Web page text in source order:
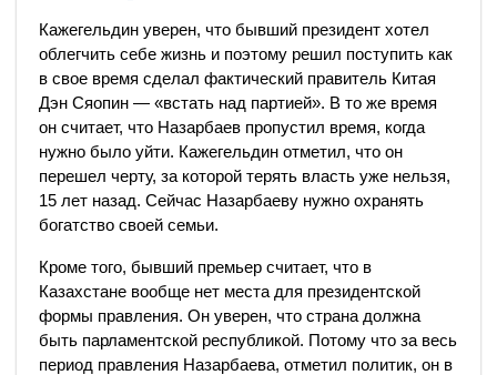
Кажегельдин уверен, что бывший президент хотел
облегчить себе жизнь и поэтому решил поступить как
в свое время сделал фактический правитель Китая
Дэн Сяопин — «встать над партией». В то же время
он считает, что Назарбаев пропустил время, когда
нужно было уйти. Кажегельдин отметил, что он
перешел черту, за которой терять власть уже нельзя,
15 лет назад. Сейчас Назарбаеву нужно охранять
богатство своей семьи.
Кроме того, бывший премьер считает, что в
Казахстане вообще нет места для президентской
формы правления. Он уверен, что страна должна
быть парламентской республикой. Потому что за весь
период правления Назарбаева, отметил политик, он в